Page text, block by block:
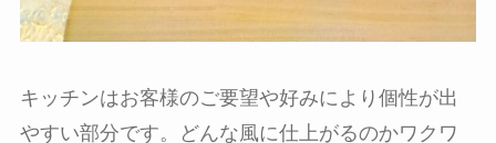
キッチンはお客様のご要望や好みにより個性が出
やすい部分です。どんな風に仕上がるのかワクワ